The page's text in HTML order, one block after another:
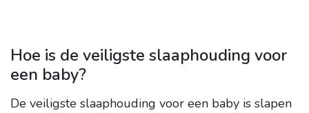
Hoe is de veiligste slaaphouding voor
een baby?
De veiligste slaaphouding voor een baby is slapen